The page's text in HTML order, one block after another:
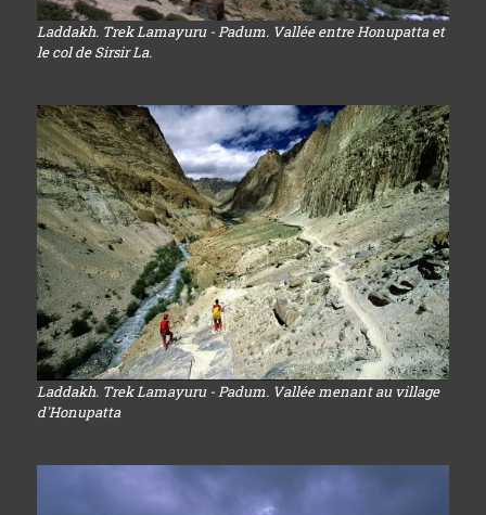
Laddakh. Trek Lamayuru - Padum. Vallée entre Honupatta et
le col de Sirsir La.
Laddakh. Trek Lamayuru - Padum. Vallée menant au village
d'Honupatta